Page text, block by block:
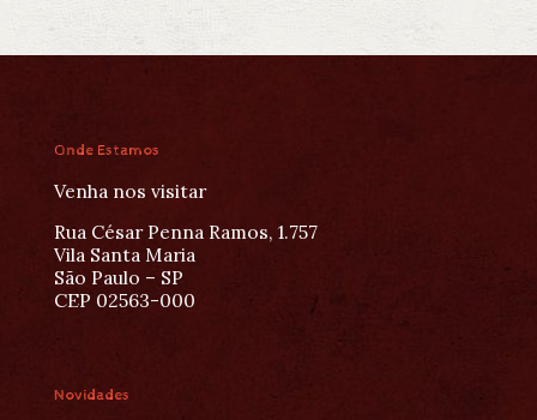
Onde Estamos
Venha nos visitar
Rua César Penna Ramos, 1.757
Vila Santa Maria
São Paulo – SP
CEP 02563-000
Novidades